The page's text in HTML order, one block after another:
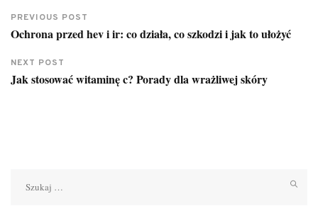
PREVIOUS POST
Ochrona przed hev i ir: co działa, co szkodzi i jak to ułożyć
NEXT POST
Jak stosować witaminę c? Porady dla wrażliwej skóry